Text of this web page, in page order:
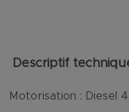
Descriptif
Motorisation : Diesel